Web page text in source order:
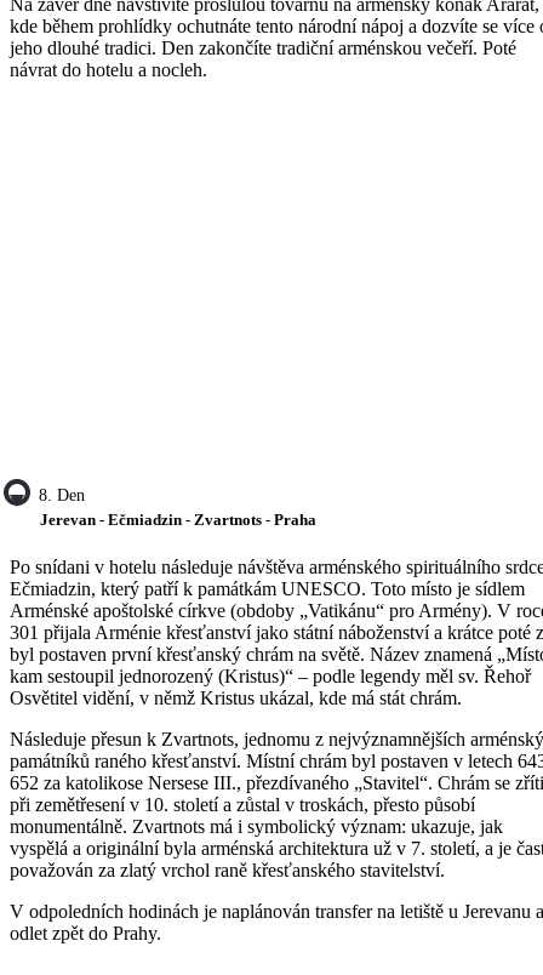
Na závěr dne navštívíte proslulou továrnu na arménský koňak Ararat,
kde během prohlídky ochutnáte tento národní nápoj a dozvíte se více
jeho dlouhé tradici. Den zakončíte tradiční arménskou večeří. Poté
návrat do hotelu a nocleh.
8. Den
Jerevan - Ečmiadzin - Zvartnots - Praha
Po snídani v hotelu následuje návštěva arménského spirituálního
Ečmiadzin, který patří k památkám UNESCO. Toto místo je sídlem
Arménské apoštolské církve (obdoby „Vatikánu“ pro Armény). V
301 přijala Arménie křesťanství jako státní náboženství a krátce poté
byl postaven první křesťanský chrám na světě. Název znamená
kam sestoupil jednorozený (Kristus)“ – podle legendy měl sv. Řehoř
Osvětitel vidění, v němž Kristus ukázal, kde má stát chrám.
Následuje přesun k Zvartnots, jednomu z nejvýznamnějších
památníků raného křesťanství. Místní chrám byl postaven v letech
652 za katolikose Nersese III., přezdívaného „Stavitel“. Chrám se
při zemětřesení v 10. století a zůstal v troskách, přesto působí
monumentálně. Zvartnots má i symbolický význam: ukazuje, jak
vyspělá a originální byla arménská architektura už v 7. století, a je
považován za zlatý vrchol raně křesťanského stavitelství.
V odpoledních hodinách je naplánován transfer na letiště u Jerevanu a
odlet zpět do Prahy.